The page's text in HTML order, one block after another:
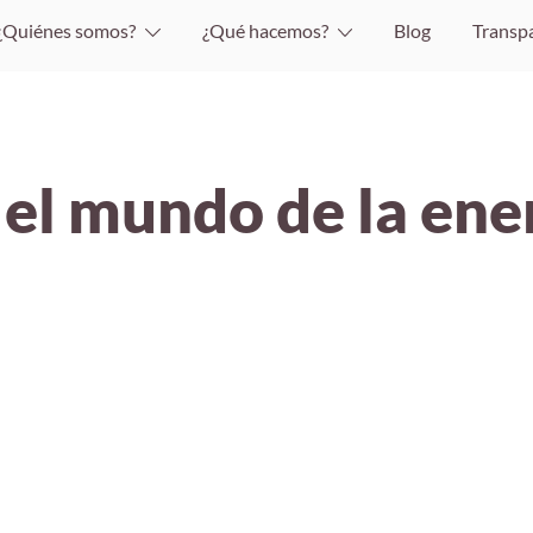
somos? ¿Qué hacemos? Blog
mundo de la